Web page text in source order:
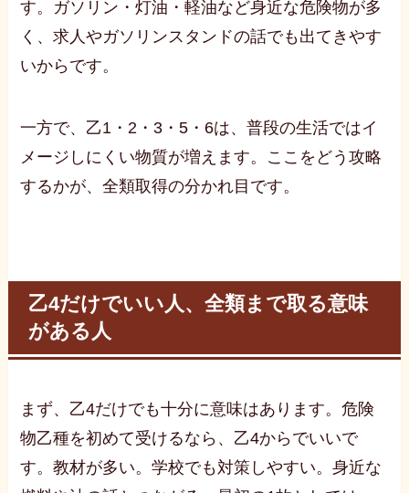
す。ガソリン・灯油・軽油など身近な危険物が多
く、求人やガソリンスタンドの話でも出てきやす
いからです。
一方で、乙1・2・3・5・6は、普段の生活ではイ
メージしにくい物質が増えます。ここをどう攻略
するかが、全類取得の分かれ目です。
乙4だけでいい人、全類まで取る意味
がある人
まず、乙4だけでも十分に意味はあります。危険
物乙種を初めて受けるなら、乙4からでいいで
す。教材が多い。学校でも対策しやすい。身近な